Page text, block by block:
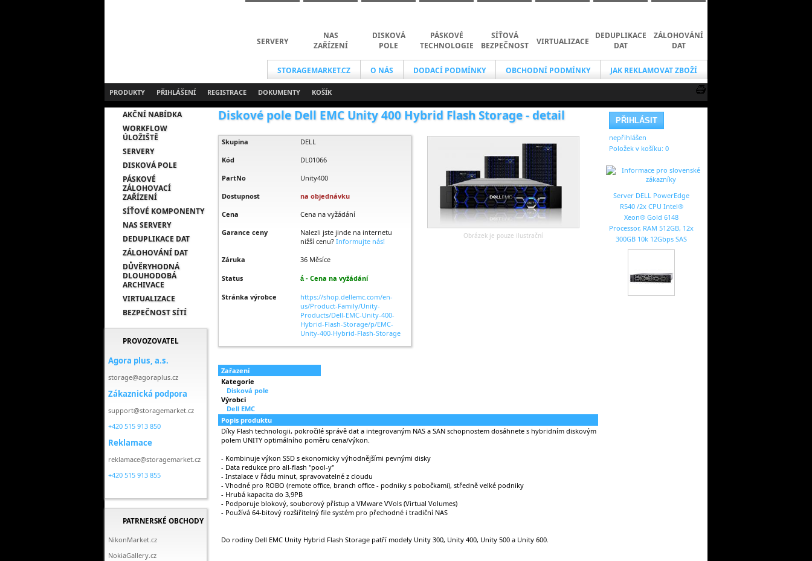
STORAGEMARKET.CZ O NÁS DODACÍ PODMÍNKY OBCHODNÍ PODMÍNKY JAK REKLAMOVAT ZBOŽÍ
SERVERY
NAS
ZAŘÍZENÍ
DISKOVÁ
POLE
PÁSKOVÉ
TECHNOLOGIE
SÍŤOVÁ
BEZPEČNOST
VIRTUALIZACE
DEDUPLIKACE
DAT
ZÁLOHOVÁNÍ
DAT
PRODUKTY PŘIHLÁŠENÍ REGISTRACE DOKUMENTY KOŠÍK
AKČNÍ NABÍDKA
WORKFLOW
ÚLOŽIŠTĚ
SERVERY
DISKOVÁ POLE
PÁSKOVÉ
ZÁLOHOVACÍ
ZAŘÍZENÍ
SÍŤOVÉ KOMPONENTY
NAS SERVERY
DEDUPLIKACE DAT
ZÁLOHOVÁNÍ DAT
DŮVĚRYHODNÁ
DLOUHODOBÁ
ARCHIVACE
VIRTUALIZACE
BEZPEČNOST SÍTÍ
PROVOZOVATEL
Agora plus, a.s.
storage@agoraplus.cz
Zákaznická podpora
support@storagemarket.cz
+420 515 913 850
Reklamace
reklamace@storagemarket.cz
+420 515 913 855
PATRNERSKÉ OBCHODY
NikonMarket.cz
NokiaGallery.cz
Diskové pole Dell EMC Unity 400 Hybrid Flash Storage - detail
Skupina
DELL
Kód
DL01066
PartNo
Unity400
Dostupnost
na objednávku
Cena
Cena na vyžádání
Garance ceny
Nalezli jste jinde na internetu
nižší cenu? Informujte nás!
Záruka
36 Měsíce
Status á - Cena na vyžádání
Stránka výrobce
https://shop.dellemc.com/en-
us/Product-Family/Unity-
Products/Dell-EMC-Unity-400-
Hybrid-Flash-Storage/p/EMC-
Unity-400-Hybrid-Flash-Storage
Obrázek je pouze ilustrační
Zařazení
Kategorie
Disková pole
Výrobci
Dell EMC
Popis produktu
Díky Flash technologii, pokročilé správě dat a integrovaným NAS a SAN schopnostem dosáhnete s hybridním diskovým
polem UNITY optimálního poměru cena/výkon.
- Kombinuje výkon SSD s ekonomicky výhodnějšími pevnými disky
- Data redukce pro all-flash "pool-y"
- Instalace v řádu minut, spravovatelné z cloudu
- Vhodné pro ROBO (remote office, branch office - podniky s pobočkami), středně velké podniky
- Hrubá kapacita do 3,9PB
- Podporuje blokový, souborový přístup a VMware VVols (Virtual Volumes)
- Používá 64-bitový rozšiřitelný file systém pro přechodné i tradiční NAS
Do rodiny Dell EMC Unity Hybrid Flash Storage patří modely Unity 300, Unity 400, Unity 500 a Unity 600.
nepřihlášen
Položek v košíku: 0
Server DELL PowerEdge
R540 /2x CPU Intel®
Xeon® Gold 6148
Processor, RAM 512GB, 12x
300GB 10k 12Gbps SAS